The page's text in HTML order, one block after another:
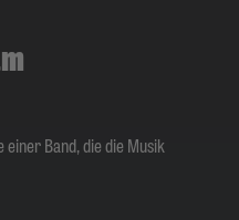
einer Band, die die Musik